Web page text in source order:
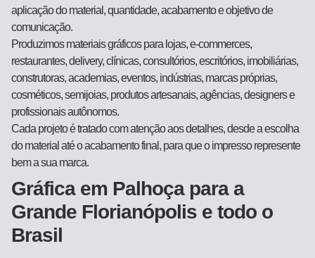
aplicação do material, quantidade, acabamento e objetivo de
comunicação.
Produzimos materiais gráficos para lojas, e-commerces,
restaurantes, delivery, clínicas, consultórios, escritórios, imobiliárias,
construtoras, academias, eventos, indústrias, marcas próprias,
cosméticos, semijoias, produtos artesanais, agências, designers e
profissionais autônomos.
Cada projeto é tratado com atenção aos detalhes, desde a escolha
do material até o acabamento final, para que o impresso represente
bem a sua marca.
Gráfica em Palhoça para a
Grande Florianópolis e todo o
Brasil